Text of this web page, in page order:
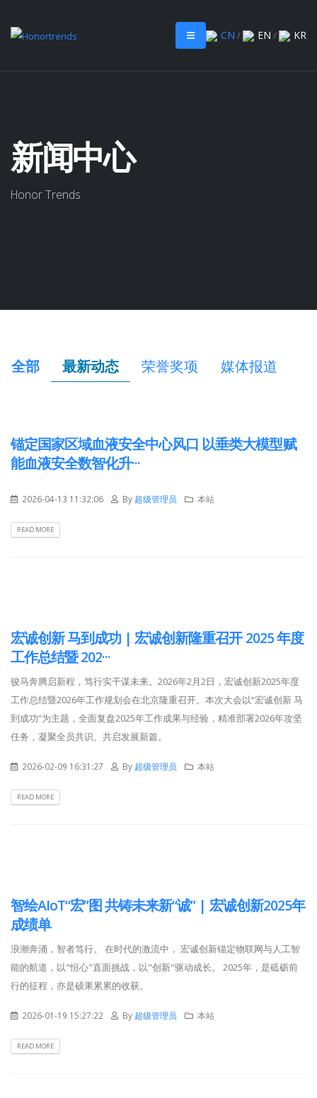
CN / EN / KR
新闻中心
Honor Trends
全部 最新动态 荣誉奖项 媒体报道
锚定国家区域血液安全中心风口 以垂类大模型赋
能血液安全数智化升···
2026-04-13 11:32:06 By 超级管理员 本站
READ MORE
宏诚创新 马到成功 | 宏诚创新隆重召开 2025 年度
工作总结暨 202···
骏马奔腾启新程，笃行实干谋未来。2026年2月2日，宏诚创新2025年度
工作总结暨2026年工作规划会在北京隆重召开。本次大会以“宏诚创新 马
到成功”为主题，全面复盘2025年工作成果与经验，精准部署2026年攻坚
任务，凝聚全员共识、共启发展新篇。
2026-02-09 16:31:27 By 超级管理员 本站
READ MORE
智绘AIoT“宏”图 共铸未来新“诚” | 宏诚创新2025年
成绩单
浪潮奔涌，智者笃行。 在时代的激流中， 宏诚创新锚定物联网与人工智
能的航道，以"恒心"直面挑战，以"创新"驱动成长。 2025年，是砥砺前
行的征程，亦是硕果累累的收获。
2026-01-19 15:27:22 By 超级管理员 本站
READ MORE